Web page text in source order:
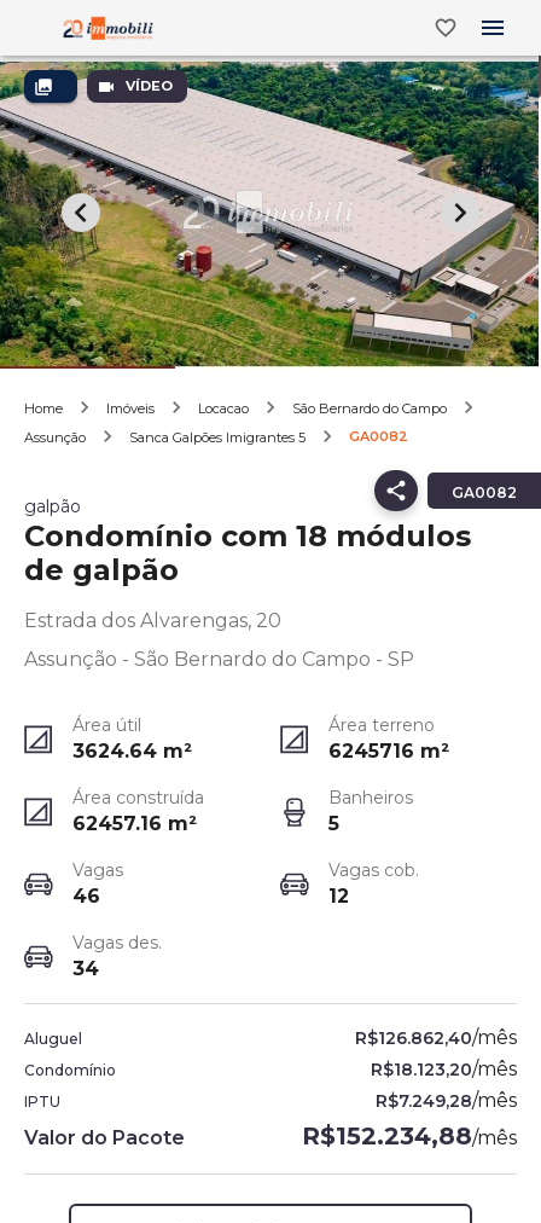
VÍDEO
Home Imóveis Locacao
São Bernardo do Campo
Assunção
Sanca Galpões Imigrantes 5 GA0082
GA0082
galpão
Condomínio com 18 módulos
de galpão
Estrada dos Alvarengas, 20
Assunção - São Bernardo do Campo - SP
Área útil
3624.64 m²
Área terreno
6245716 m²
Área construída
62457.16 m²
Banheiros
5
Vagas
46
Vagas cob.
12
Vagas des.
34
Aluguel R$126.862,40/mês
Condomínio R$18.123,20/mês
IPTU R$7.249,28/mês
Valor do Pacote
R$152.234,88/mês